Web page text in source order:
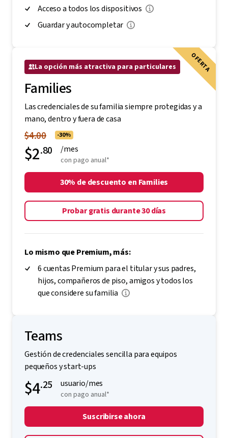
Acceso a todos los dispositivos
Guardar y autocompletar
OFERTA
La opción más atractiva para particulares
Families
Las credenciales de su familia siempre protegidas y a
mano, dentro y fuera de casa
$4.00 -30%
$2.80 /mes
con pago anual*
30% de descuento en Families
Probar gratis durante 30 días
Lo mismo que Premium, más:
6 cuentas Premium para el titular y sus padres,
hijos, compañeros de piso, amigos y todos los
que considere su familia
Teams
Gestión de credenciales sencilla para equipos
pequeños y start-ups
$4.25 usuario/mes
con pago anual*
Suscribirse ahora